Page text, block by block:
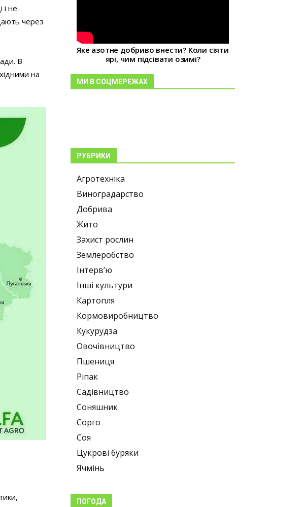
і не
через
В
на
Яке азотне добриво внести? Коли сіяти
ярі, чим підсівати озимі?
МИ В СОЦМЕРЕЖАХ
РУБРИКИ
Агротехніка
Виноградарство
Добрива
Жито
Захист рослин
Землеробство
Інтерв’ю
Інші культури
Картопля
Кормовиробництво
Кукурудза
Овочівництво
Пшениця
Ріпак
Садівництво
Соняшник
Сорго
Соя
Цукрові буряки
Ячмінь
ПОГОДА